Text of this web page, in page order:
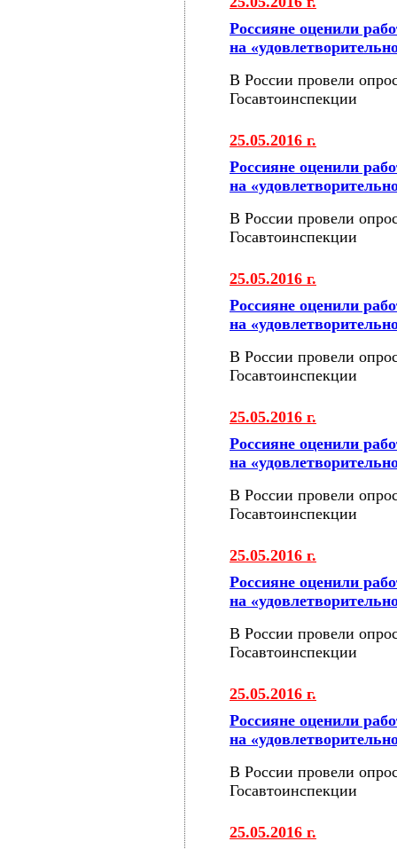
Россияне оценили
на
В России провели
Госавтоинспекции
25.05.2016 г.
Россияне оценили
на
В России провели
Госавтоинспекции
25.05.2016 г.
Россияне оценили
на
В России провели
Госавтоинспекции
25.05.2016 г.
Россияне оценили
на
В России провели
Госавтоинспекции
25.05.2016 г.
Россияне оценили
на
В России провели
Госавтоинспекции
25.05.2016 г.
Россияне оценили
на
В России провели
Госавтоинспекции
25.05.2016 г.